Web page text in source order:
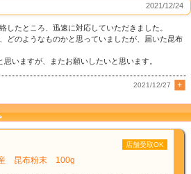
2021/12/24
したところ、迅速に対応していただきました。
どのようなものかと思っていましたが、届いた昆布
いますが、またお願いしたいと思います。
2021/12/27
店舗受取OK
昆布粉末 100g